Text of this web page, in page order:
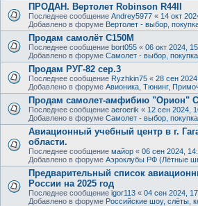
ПРОДАН. Вертолет Robinson R44II
Последнее сообщение Andrey5977 « 14 окт
Добавлено в форуме Вертолет - выбор,
Продам самолёт С150М
Последнее сообщение bort055 « 06 окт 2024,
Добавлено в форуме Самолет - выбор,
Продам РУГ-82 сер.3
Последнее сообщение Ryzhkin75 « 28 сен
Добавлено в форуме Авионика, Тюнинг,
Продам самолет-амфибию "Орион"
Последнее сообщение aeroerik « 12 сен 2024,
Добавлено в форуме Самолет - выбор,
Авиационный учебный центр в г.
области.
Последнее сообщение майор « 06 сен 2024,
Добавлено в форуме Аэроклубы РФ (Лётные
Предварительный список
России на 2025 год
Последнее сообщение igor113 « 04 сен 2024,
Добавлено в форуме Российские шоу, слёты,